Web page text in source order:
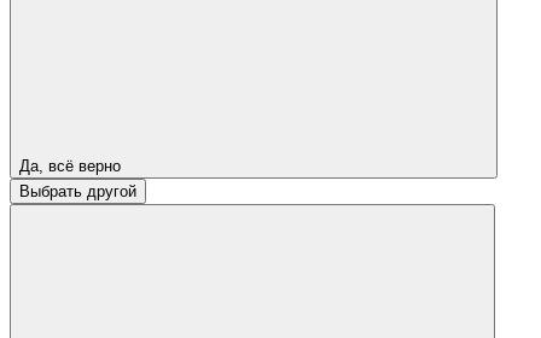
Да, всё верно
Выбрать другой